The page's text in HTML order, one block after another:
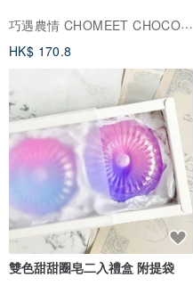
巧遇農情 CHOMEET CHOCOLATE
HK$ 170.8
雙色甜甜圈皂二入禮盒 附提袋